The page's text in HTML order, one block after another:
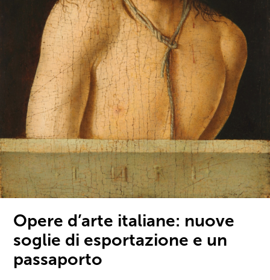
Opere d’arte italiane: nuove
soglie di esportazione e un
passaporto